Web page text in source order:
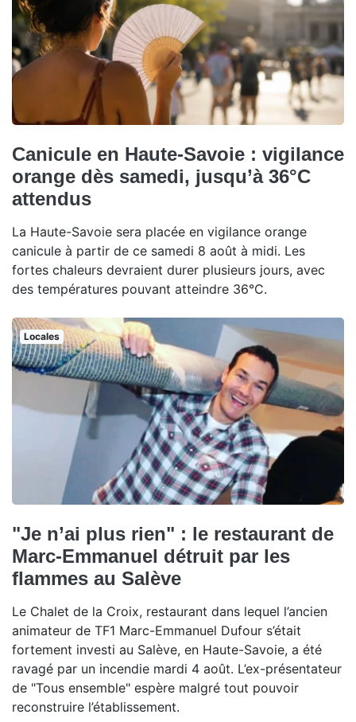
Canicule en Haute-Savoie : vigilance
orange dès samedi, jusqu’à 36°C
attendus
La Haute-Savoie sera placée en vigilance orange
canicule à partir de ce samedi 8 août à midi. Les
fortes chaleurs devraient durer plusieurs jours, avec
des températures pouvant atteindre 36°C.
Locales
"Je n’ai plus rien" : le restaurant de
Marc-Emmanuel détruit par les
flammes au Salève
Le Chalet de la Croix, restaurant dans lequel l’ancien
animateur de TF1 Marc-Emmanuel Dufour s’était
fortement investi au Salève, en Haute-Savoie, a été
ravagé par un incendie mardi 4 août. L’ex-présentateur
de "Tous ensemble" espère malgré tout pouvoir
reconstruire l’établissement.